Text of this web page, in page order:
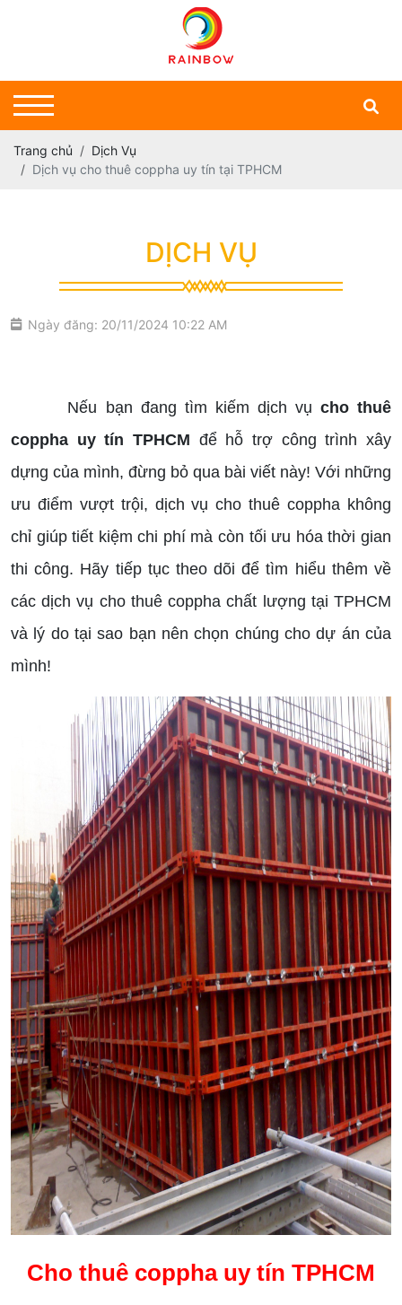
Trang chủ
Dịch Vụ
Dịch vụ cho thuê coppha uy tín tại TPHCM
DỊCH VỤ
Ngày đăng: 20/11/2024 10:22 AM
Nếu bạn đang tìm kiếm dịch vụ cho thuê
coppha uy tín TPHCM để hỗ trợ công trình xây
dựng của mình, đừng bỏ qua bài viết này! Với những
ưu điểm vượt trội, dịch vụ cho thuê coppha không
chỉ giúp tiết kiệm chi phí mà còn tối ưu hóa thời gian
thi công. Hãy tiếp tục theo dõi để tìm hiểu thêm về
các dịch vụ cho thuê coppha chất lượng tại TPHCM
và lý do tại sao bạn nên chọn chúng cho dự án của
mình!
Cho thuê coppha uy tín TPHCM